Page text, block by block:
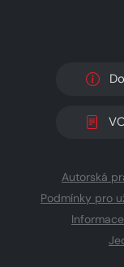
Autorská
Podmínky pro